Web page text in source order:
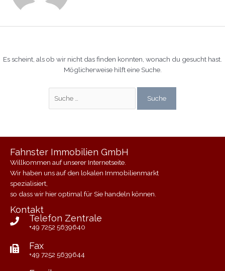
Es scheint, als ob wir nicht das finden konnten, wonach du gesucht hast.
Möglicherweise hilft eine Suche.
nach:
Fahnster Immobilien GmbH
Willkommen auf unserer Internetseite.
Wir haben uns auf den lokalen Immobilienmarkt
spezialisiert,
so dass wir hier optimal für Sie handeln können.
Kontakt
Telefon Zentrale
+49 7252 5639640
Fax
+49 7252 5639644